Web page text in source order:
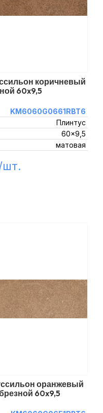
коричневый
60x9,5
KM6060G0661RBT6
Плинтус
60x9,5
матовая
шт.
оранжевый
60x9,5